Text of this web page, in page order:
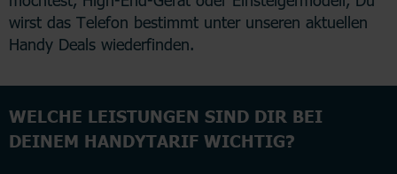
wirst das Telefon bestimmt unter unseren aktuellen
Handy Deals wiederfinden.
WELCHE LEISTUNGEN SIND DIR BEI
DEINEM HANDYTARIF WICHTIG?